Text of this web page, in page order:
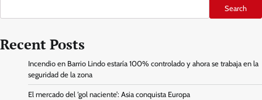
Search
Recent Posts
Incendio en Barrio Lindo estaría 100% controlado y ahora se trabaja en la
seguridad de la zona
El mercado del ‘gol naciente’: Asia conquista Europa